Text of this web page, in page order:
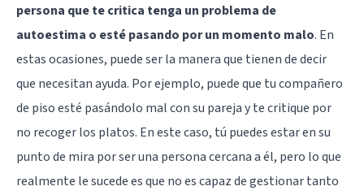
persona que te critica tenga un problema de
autoestima o esté pasando por un momento malo. En
estas ocasiones, puede ser la manera que tienen de decir
que necesitan ayuda. Por ejemplo, puede que tu compañero
de piso esté pasándolo mal con su pareja y te critique por
no recoger los platos. En este caso, tú puedes estar en su
punto de mira por ser una persona cercana a él, pero lo que
realmente le sucede es que no es capaz de gestionar tanto